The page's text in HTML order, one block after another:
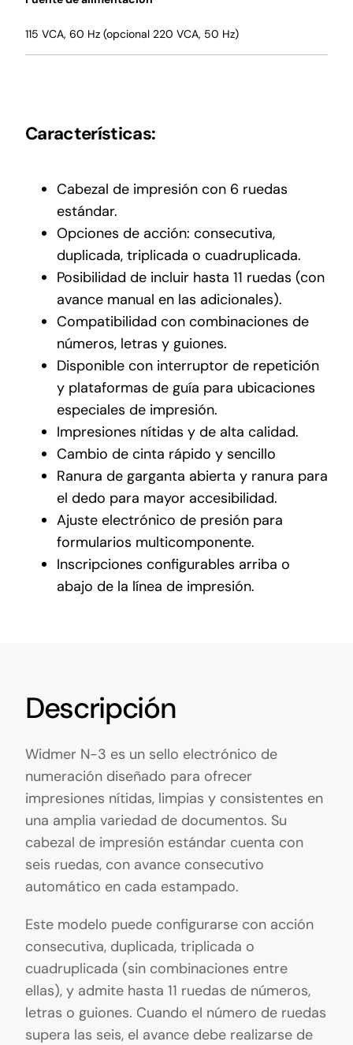
115 VCA, 60 Hz (opcional 220 VCA, 50 Hz)
Características:
Cabezal de impresión con 6 ruedas
estándar.
Opciones de acción: consecutiva,
duplicada, triplicada o cuadruplicada.
Posibilidad de incluir hasta 11 ruedas (con
avance manual en las adicionales).
Compatibilidad con combinaciones de
números, letras y guiones.
Disponible con interruptor de repetición
y plataformas de guía para ubicaciones
especiales de impresión.
Impresiones nítidas y de alta calidad.
Cambio de cinta rápido y sencillo
Ranura de garganta abierta y ranura para
el dedo para mayor accesibilidad.
Ajuste electrónico de presión para
formularios multicomponente.
Inscripciones configurables arriba o
abajo de la línea de impresión.
Descripción
Widmer N-3 es un sello electrónico de
numeración diseñado para ofrecer
impresiones nítidas, limpias y consistentes en
una amplia variedad de documentos. Su
cabezal de impresión estándar cuenta con
seis ruedas, con avance consecutivo
automático en cada estampado.
Este modelo puede configurarse con acción
consecutiva, duplicada, triplicada o
cuadruplicada (sin combinaciones entre
ellas), y admite hasta 11 ruedas de números,
letras o guiones. Cuando el número de ruedas
supera las seis, el avance debe realizarse de